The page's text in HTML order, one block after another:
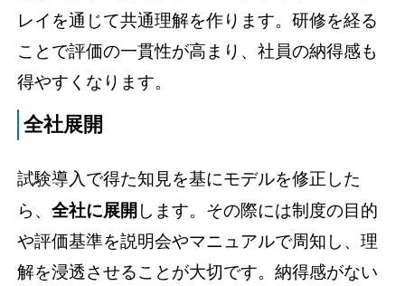
レイを通じて共通理解を作ります。研修を経る
ことで評価の一貫性が高まり、社員の納得感も
得やすくなります。
全社展開
試験導入で得た知見を基にモデルを修正した
ら、全社に展開 します。その際には制度の目的
や評価基準を説明会やマニュアルで周知し、理
解を浸透させることが大切です。納得感がない